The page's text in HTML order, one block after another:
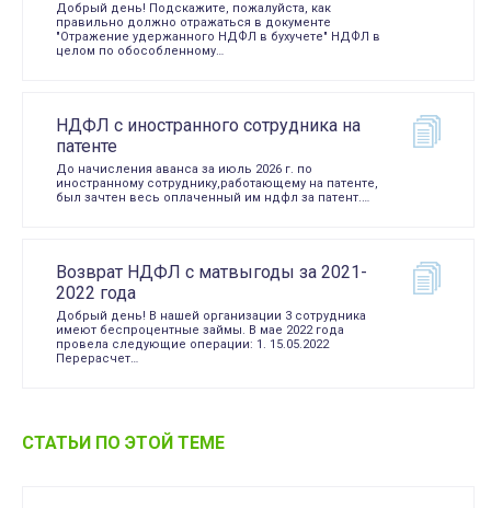
Добрый день! Подскажите, пожалуйста, как
правильно должно отражаться в документе
"Отражение удержанного НДФЛ в бухучете" НДФЛ в
целом по обособленному…
НДФЛ с иностранного сотрудника на
патенте
До начисления аванса за июль 2026 г. по
иностранному сотруднику,работающему на патенте,
был зачтен весь оплаченный им ндфл за патент.…
Возврат НДФЛ с матвыгоды за 2021-
2022 года
Добрый день! В нашей организации 3 сотрудника
имеют беспроцентные займы. В мае 2022 года
провела следующие операции: 1. 15.05.2022
Перерасчет…
СТАТЬИ ПО ЭТОЙ ТЕМЕ